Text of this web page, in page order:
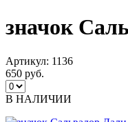
значок
Артикул: 1136
650 руб.
В НАЛИЧИИ